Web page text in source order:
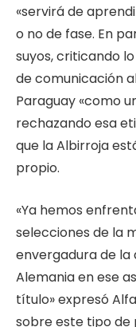
«servirá de
o no de fase. En
suyos, criticando
de comunicación
Paraguay «como
rechazando esa
que la Albirroja
propio.
«Ya hemos
selecciones de la
envergadura de
Alemania en ese
título» expresó
sobre este tipo de